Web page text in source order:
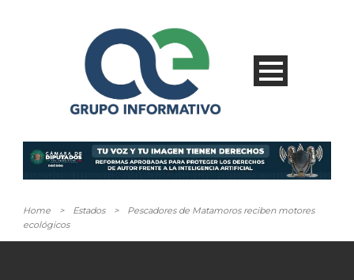
Home > Estados >
Pescadores de Matamoros reciben motores
ecológicos